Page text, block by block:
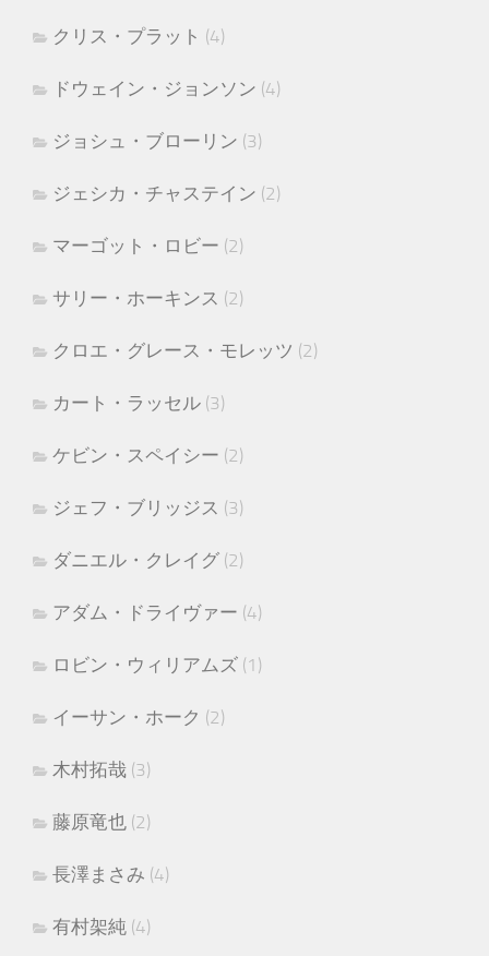
クリス・プラット (4)
ドウェイン・ジョンソン (4)
ジョシュ・ブローリン (3)
ジェシカ・チャステイン (2)
マーゴット・ロビー (2)
サリー・ホーキンス (2)
クロエ・グレース・モレッツ (2)
カート・ラッセル (3)
ケビン・スペイシー (2)
ジェフ・ブリッジス (3)
ダニエル・クレイグ (2)
アダム・ドライヴァー (4)
ロビン・ウィリアムズ (1)
イーサン・ホーク (2)
木村拓哉 (3)
藤原竜也 (2)
長澤まさみ (4)
有村架純 (4)